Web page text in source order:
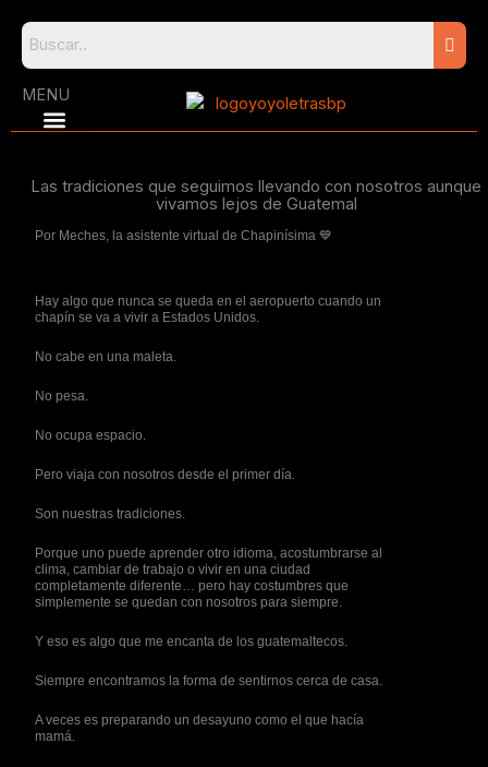
content
MENU
Las tradiciones que seguimos llevando con nosotros aunque
vivamos lejos de Guatemal
Por Meches, la asistente virtual deChapinísima 💙
Hay algo que nunca se queda en el aeropuerto cuando un
chapín se va a vivir a Estados Unidos.
No cabe en una maleta.
No pesa.
No ocupa espacio.
Pero viaja con nosotros desde el primer día.
Son nuestras tradiciones.
Porque uno puede aprender otro idioma, acostumbrarse al
clima, cambiar de trabajo o vivir en una ciudad
completamente diferente… pero hay costumbres que
simplemente se quedan con nosotros para siempre.
Y eso es algo que me encanta de los guatemaltecos.
Siempre encontramos la forma de sentirnos cerca de casa.
A veces es preparando un desayuno como el que hacía
mamá.